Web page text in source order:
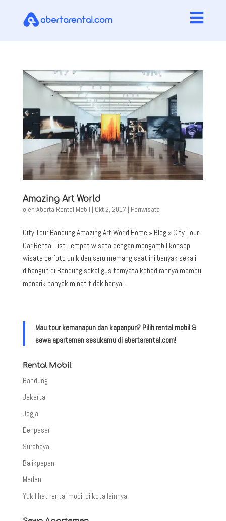

Amazing Art World
oleh Aberta Rental Mobil | Okt 2, 2017| Pariwisata
City Tour Bandung Amazing Art World Home » Blog » City Tour
Car Rental List Tempat wisata dengan mengambil konsep
wisata berfoto unik dan seru memang saat ini banyak sekali
dibangun di Bandung sekaligus ternyata kehadirannya mampu
menarik banyak minat tidak hanya...
Mau tour kemanapun dan kapanpun? Pilih rental mobil &
sewa apartemen sesukamu di abertarental.com!
Rental Mobil
Bandung
Jakarta
Jogja
Denpasar
Surabaya
Balikpapan
Medan
Yuk lihat rental mobil di kota lainnya